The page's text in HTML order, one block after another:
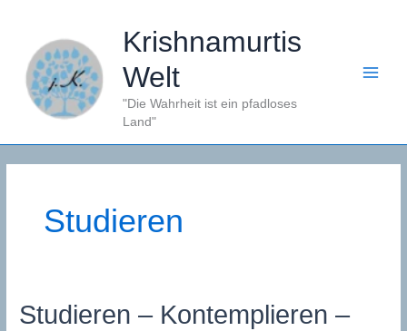
springen
Krishnamurtis
Welt
"Die Wahrheit ist ein pfadloses
Land"
Studieren
Studieren – Kontemplieren –